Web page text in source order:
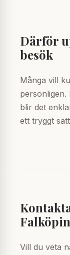
Därför
besök
Många vill
personligen.
blir det
ett tryggt
Vill du veta